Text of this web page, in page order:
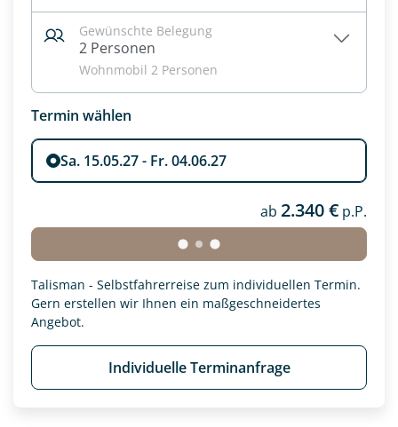
Gewünschte Belegung
2 Personen
Wohnmobil 2 Personen
Termin wählen
Sa. 15.05.27 - Fr. 04.06.27
ab 2.340 € p.P.
Talisman - Selbstfahrerreise zum individuellen Termin.
Gern erstellen wir Ihnen ein maßgeschneidertes
Angebot.
Individuelle Terminanfrage
Die Anfrage wird via SSL verschlüsselt an unseren Server
geschickt. Mit Absenden des Formulars, erklären Sie, dass
Datenschutzerklärungund
Kenntnis genommen und akzeptiert haben.